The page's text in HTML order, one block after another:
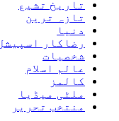
تاریخ تشیع
تازہ ترین
دنیا
رضاکار
شخصیات
عالم اسلام
کالمز
ملٹی میڈیا
منتخب تحریر